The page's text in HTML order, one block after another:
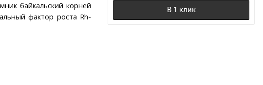
байкальский корней
фактор роста Rh-
В 1 клик